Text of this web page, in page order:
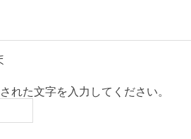
れた文字を入力してください。